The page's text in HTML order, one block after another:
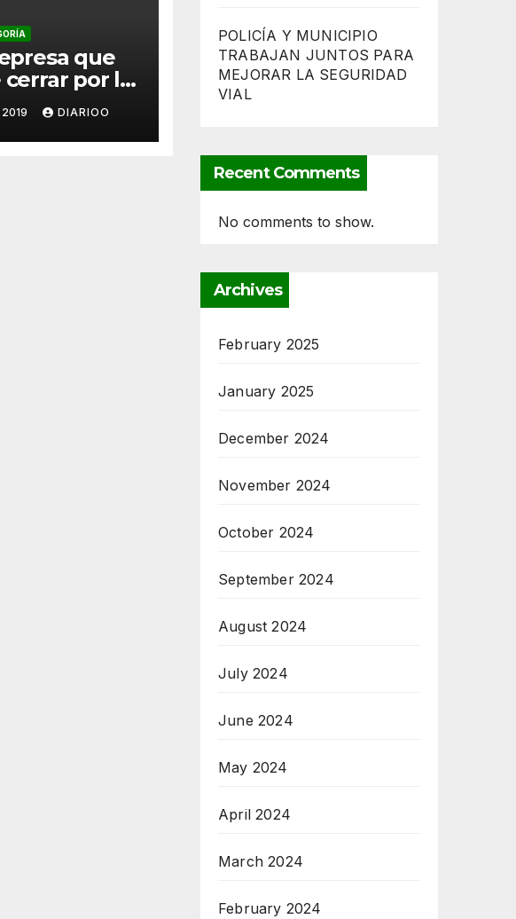
que
cerrar por la
DIARIOO
POLICÍA Y MUNICIPIO
TRABAJAN JUNTOS PARA
MEJORAR LA SEGURIDAD
VIAL
Recent Comments
No comments to show.
Archives
February 2025
January 2025
December 2024
November 2024
October 2024
September 2024
August 2024
July 2024
June 2024
May 2024
April 2024
March 2024
February 2024